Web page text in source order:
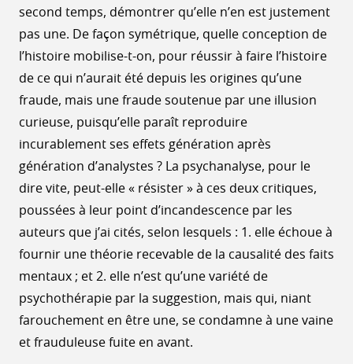
second temps, démontrer qu’elle n’en est justement
pas une. De façon symétrique, quelle conception de
l’histoire mobilise-t-on, pour réussir à faire l’histoire
de ce qui n’aurait été depuis les origines qu’une
fraude, mais une fraude soutenue par une illusion
curieuse, puisqu’elle paraît reproduire
incurablement ses effets génération après
génération d’analystes ? La psychanalyse, pour le
dire vite, peut-elle « résister » à ces deux critiques,
poussées à leur point d’incandescence par les
auteurs que j’ai cités, selon lesquels : 1. elle échoue à
fournir une théorie recevable de la causalité des faits
mentaux ; et 2. elle n’est qu’une variété de
psychothérapie par la suggestion, mais qui, niant
farouchement en être une, se condamne à une vaine
et frauduleuse fuite en avant.